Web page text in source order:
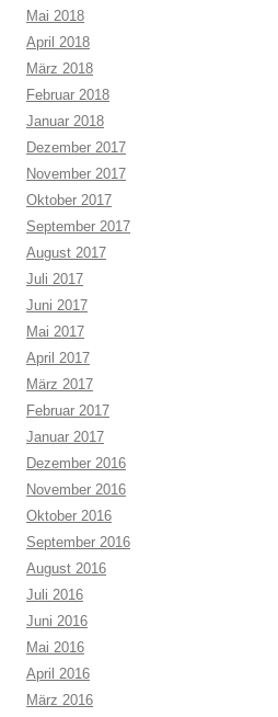
Mai 2018
April 2018
März 2018
Februar 2018
Januar 2018
Dezember 2017
November 2017
Oktober 2017
September 2017
August 2017
Juli 2017
Juni 2017
Mai 2017
April 2017
März 2017
Februar 2017
Januar 2017
Dezember 2016
November 2016
Oktober 2016
September 2016
August 2016
Juli 2016
Juni 2016
Mai 2016
April 2016
März 2016